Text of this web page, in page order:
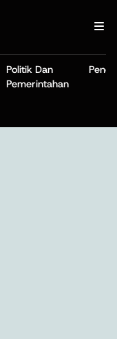
Politik Dan
Pemerintahan